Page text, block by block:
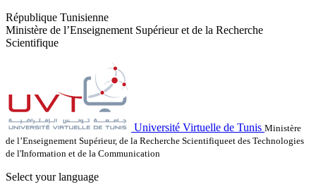
République Tunisienne
Ministère de l’Enseignement Supérieur et de la Recherche
Scientifique
Université Virtuelle de Tunis Ministère
de l’Enseignement Supérieur, de la Recherche Scientifiqueet des Technologies
de l'Information et de la Communication
Select your language